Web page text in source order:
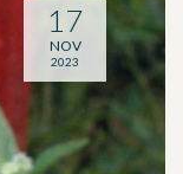
17
NOV
2023